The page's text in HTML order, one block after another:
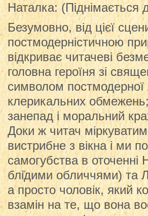
Наталка: (Піднімається
Безумовно, від цієї
постмодерністичною
відкриває читачеві
головна героїня зі
символом постмодерної
клерикальних
занепад і моральний
Доки ж читач
вистрибне з вікна і ми
самогубства в оточенні
блідими обличчями) та
а просто чоловік, який
взамін на те, що вона